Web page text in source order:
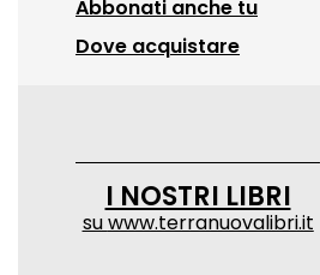
Abbonati anche tu
Dove acquistare
I NOSTRI LIBRI
suwww.terranuovalibri.it